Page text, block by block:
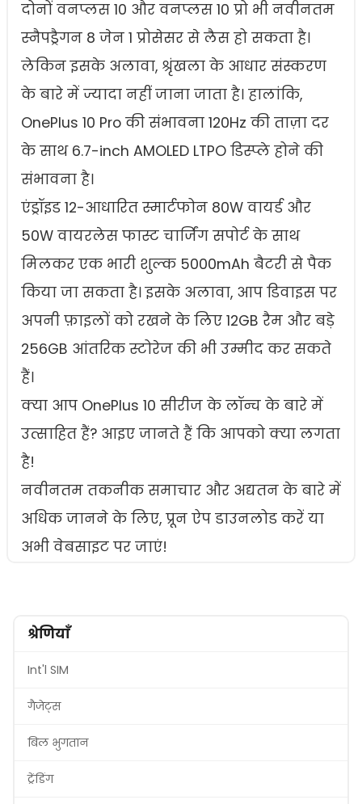
दोनों वनप्लस 10 और वनप्लस 10 प्रो भी नवीनतम
स्नैपड्रैगन 8 जेन 1 प्रोसेसर से लैस हो सकता है।
लेकिन इसके अलावा, श्रृंखला के आधार संस्करण
के बारे में ज्यादा नहीं जाना जाता है। हालांकि,
OnePlus 10 Pro की संभावना 120Hz की ताज़ा दर
के साथ 6.7-inch AMOLED LTPO डिस्प्ले होने की
संभावना है।
एंड्रॉइड 12-आधारित स्मार्टफोन 80W वायर्ड और
50W वायरलेस फास्ट चार्जिंग सपोर्ट के साथ
मिलकर एक भारी शुल्क 5000mAh बैटरी से पैक
किया जा सकता है। इसके अलावा, आप डिवाइस पर
अपनी फ़ाइलों को रखने के लिए 12GB रैम और बड़े
256GB आंतरिक स्टोरेज की भी उम्मीद कर सकते
हैं।
क्या आप OnePlus 10 सीरीज के लॉन्च के बारे में
उत्साहित हैं? आइए जानते हैं कि आपको क्या लगता
है!
नवीनतम तकनीक समाचार और अद्यतन के बारे में
अधिक जानने के लिए, प्रून ऐप डाउनलोड करें या
अभी वेबसाइट पर जाएं!
श्रेणियाँ
Int'l SIM
गैजेट्स
बिल भुगतान
ट्रेंडिंग